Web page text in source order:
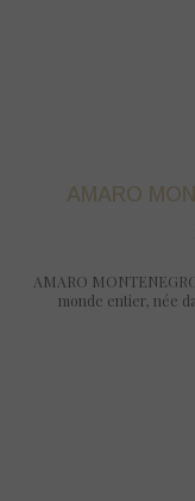
AMARO
AMARO
monde entier, née